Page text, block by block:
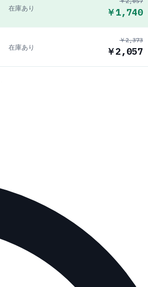
在庫あり ￥1,740
在庫あり
￥2,373
￥2,057